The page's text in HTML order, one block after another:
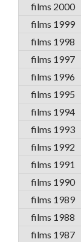
films 2000
films 1999
films 1998
films 1997
films 1996
films 1995
films 1994
films 1993
films 1992
films 1991
films 1990
films 1989
films 1988
films 1987